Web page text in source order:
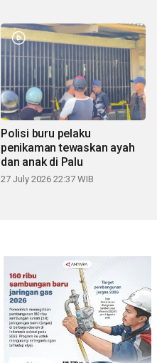
Polisi buru pelaku
penikaman tewaskan ayah
dan anak di Palu
27 July 2026 22:37 WIB